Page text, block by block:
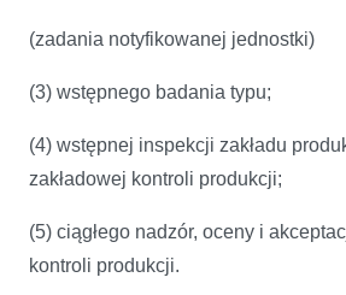
(zadania notyfikowanej jednostki)
(3) wstępnego badania typu;
(4) wstępnej inspekcji zakładu
zakładowej kontroli produkcji;
(5) ciągłego nadzór, oceny i
kontroli produkcji.